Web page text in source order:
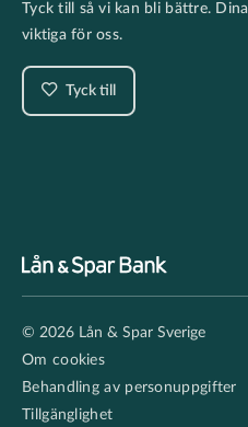
Tyck till så vi kan bli bättre.
viktiga för oss.
Tyck till
secondary
© 2026 Lån & Spar Sverige
Om cookies
Behandling av personuppgifter
Tillgänglighet